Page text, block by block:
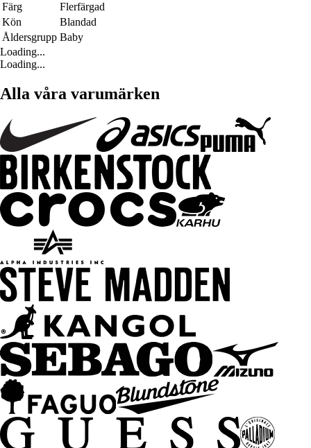
Färg
Flerfärgad
Kön
Blandad
Åldersgrupp Baby
Loading...
Loading...
Alla våra varumärken